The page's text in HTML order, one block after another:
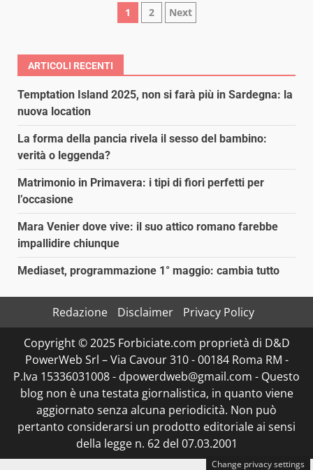
Paginazione
articoli
1 2 Next
ARTICOLI RECENTI
Temptation Island 2025, non si farà più in Sardegna: la
nuova location
La forma della pancia rivela il sesso del bambino:
verità o leggenda?
Matrimonio in Primavera: i tipi di fiori perfetti per
l’occasione
Mara Venier dove vive: il suo attico romano farebbe
impallidire chiunque
Mediaset, programmazione 1° maggio: cambia tutto
Redazione Disclaimer
Privacy Policy
Copyright © 2025 Forbiciate.com proprietà di D&D
PowerWeb Srl – Via Cavour 310 - 00184 Roma RM -
P.Iva 15336031008 - dpowerdweb@gmail.com - Questo
blog non è una testata giornalistica, in quanto viene
aggiornato senza alcuna periodicità. Non può
pertanto considerarsi un prodotto editoriale ai sensi
della legge n. 62 del 07.03.2001
Change privacy settings